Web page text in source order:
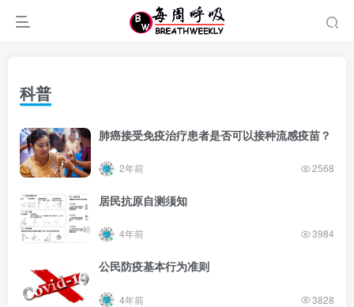
科普
肺癌接受免疫治疗患者是否可以接种流感疫苗？
2年前 2568
居民抗原自测须知
4年前 3984
公民防疫基本行为准则
4年前 3828